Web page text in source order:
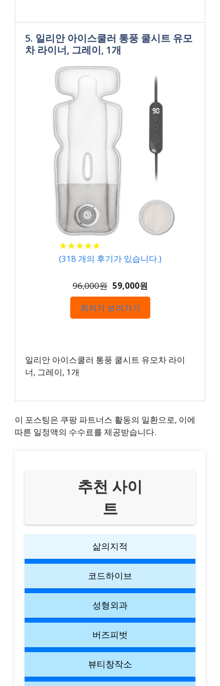
5. 일리안 아이스쿨러 통풍 쿨시트 유모
차 라이너, 그레이, 1개
★★★★★
★★★★★
(318 개의 후기가 있습니다.)
96,000원 59,000원
최저가 보러가기
일리안 아이스쿨러 통풍 쿨시트 유모차 라이
너, 그레이, 1개
이 포스팅은 쿠팡 파트너스 활동의 일환으로, 이에
따른 일정액의 수수료를 제공받습니다.
추천 사이
트
삶의지적
코드하이브
성형외과
버즈피벗
뷰티창작소